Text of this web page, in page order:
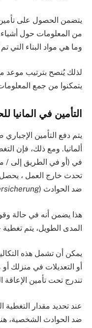
يتضمن الحصول على تأمين
من المعلومات حول أشياء
وما هي مواد البناء التي
لذلك يُنصح بترتيب موعد
يتمكنوا من جمع
التأمين في
يتم دفع التأمين
ألمانيا. ومع ذلك، فإن
في (أو في الطريق إلى /
تحدث خارج العمل ،
ضد الحوادث (
هذا يضمن أنه في حالة
المدى الطويل، يتم
يمكن أن تشمل هذه
أو التعديلات في منزلك
تندرج تحت تأمين الإعاقة
عند تحديد مقدار
ضد الحوادث الشخصية،